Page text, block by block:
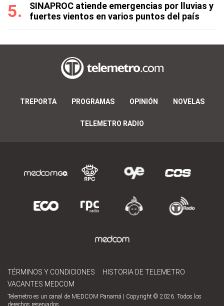
SINAPROC atiende emergencias por lluvias y
fuertes vientos en varios puntos del país
TREPORTA PROGRAMAS OPINIÓN NOVELAS
TELEMETRO RADIO
TÉRMINOS Y CONDICIONES
HISTORIA DE TELEMETRO
VACANTES MEDCOM
Telemetro es un canal de MEDCOM Panamá | Copyright © 2026. Todos los
derechos reservados.